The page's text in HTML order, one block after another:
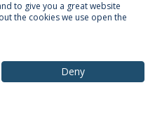
Portuguesa
to give you a great website
the cookies we use open the
Deny